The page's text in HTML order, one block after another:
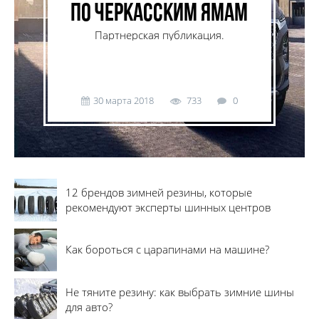
по черкасским ямам
Партнерская публикация.
30 марта 2018 733 0
12 брендов зимней резины, которые
рекомендуют эксперты шинных центров
Как бороться с царапинами на машине?
Не тяните резину: как выбрать зимние шины
для авто?